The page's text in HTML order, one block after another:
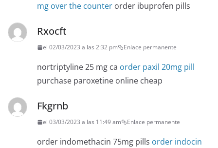
mg over the counter order ibuprofen pills
Rxocft
el 02/03/2023 a las 2:32 pm Enlace permanente
nortriptyline 25 mg ca order paxil 20mg pill
purchase paroxetine online cheap
Fkgrnb
el 03/03/2023 a las 11:49 am Enlace permanente
order indomethacin 75mg pills order indocin